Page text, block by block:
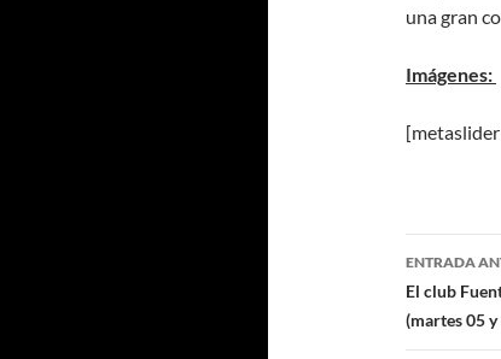
una gran
Imágenes:
de
ENTRADA
El club
(martes 05